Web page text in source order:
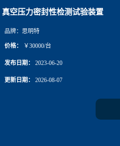
真空压力密封性检测试验装置
品牌： 思明特
价格： ￥30000/台
发布日期： 2023-06-20
更新日期： 2026-08-07